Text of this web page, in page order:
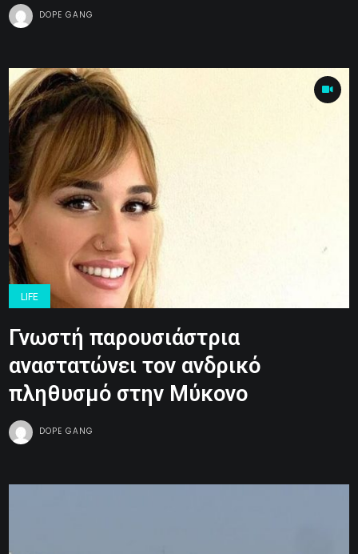
DOPE GANG
LIFE
Γνωστή παρουσιάστρια
αναστατώνει τον ανδρικό
πληθυσμό στην Μύκονο
DOPE GANG